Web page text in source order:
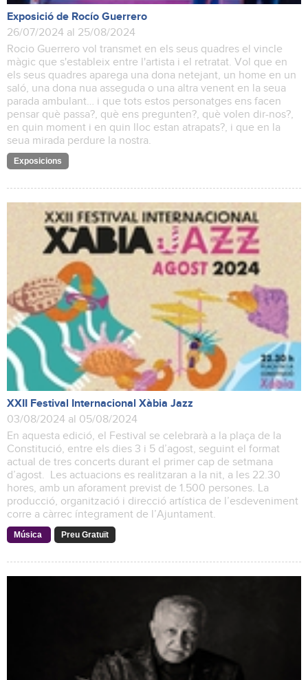
Exposició de Rocío Guerrero
26/07/2024 al 25/08/2024
Rocio Guerrero vol transmet en els seus quadres el vincle
màgic que s'estableix entre l'artista i el retratat. Vol que en
els seus quadres aparega una dona netejant, un home en un
saló, una dona nua asseguda o una altra venent en la seua
parada ambulant… i que tots estos personatges ens facen
pensar què passa?, què ens pregunten?, què volen dir-nos?,
en quin moment i en quin lloc estan atrapats?, i que en la
seua mirada perdure la nostra.
Exposicions
XXII Festival Internacional Xàbia Jazz
03/08/2024 al 05/08/2024
En aquesta edició, el Festival se celebrarà a la plaça de la
Constitució, entre els dies 3 i 5 d’agost, seguint el format
actual de tres concerts durant el primer cap de setmana
d’agost. Les actuacions es realitzaran a la nit, a les 22.30
hores, amb un aforament previst de 1.500 persones. La
producció, organització i direcció artística de l’esdeveniment
corre a càrrec íntegrament de l’Ajuntament.
Música Preu Gratuït